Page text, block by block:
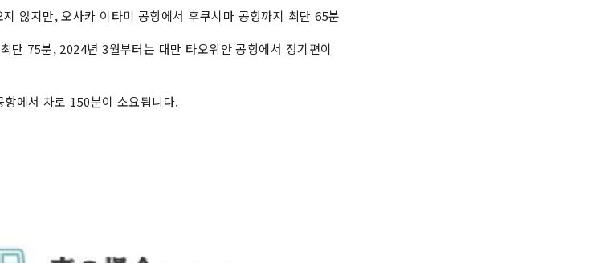
않지만, 오사카 이타미 공항에서 후쿠시마 공항까지 최단 65분
단 75분, 2024년 3월부터는 대만 타오위안 공항에서 정기편이
에서 차로 150분이 소요됩니다.